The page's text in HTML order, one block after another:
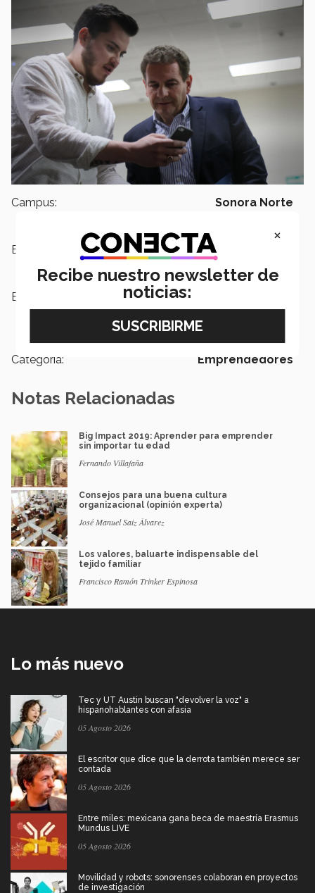
Campus: Sonora Norte
Escuelas:
Etiquetas: Sonora Norte,
Norte, Negocios, Escuela de
Categoría: Emprendedores
Notas Relacionadas
Big Impact 2019: Aprender para emprender
sin importar tu edad
Fernando Villafaña
Consejos para una buena cultura
organizacional (opinión experta)
José Manuel Saiz Álvarez
Los valores, baluarte indispensable del
tejido familiar
Francisco Ramón Trinker Espinosa
Lo más nuevo
Tec y UT Austin buscan "devolver la voz" a
hispanohablantes con afasia
05 Agosto 2026
El escritor que dice que la derrota también merece ser
contada
05 Agosto 2026
Entre miles: mexicana gana beca de maestría Erasmus
Mundus LIVE
05 Agosto 2026
Movilidad y robots: sonorenses colaboran en proyectos
de investigación
×
Recibe nuestro newsletter de
noticias: